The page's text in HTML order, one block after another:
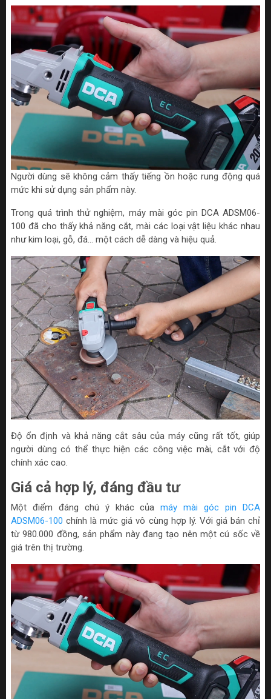
Người dùng sẽ không cảm thấy tiếng ồn hoặc rung động quá
mức khi sử dụng sản phẩm này.
Trong quá trình thử nghiệm, máy mài góc pin DCA ADSM06-
100 đã cho thấy khả năng cắt, mài các loại vật liệu khác nhau
như kim loại, gỗ, đá... một cách dễ dàng và hiệu quả.
Độ ổn định và khả năng cắt sâu của máy cũng rất tốt, giúp
người dùng có thể thực hiện các công việc mài, cắt với độ
chính xác cao.
Giá cả hợp lý, đáng đầu tư
Một điểm đáng chú ý khác củamáy mài góc pin DCA
ADSM06-100 chính là mức giá vô cùng hợp lý. Với giá bán chỉ
từ 980.000 đồng, sản phẩm này đang tạo nên một cú sốc về
giá trên thị trường.